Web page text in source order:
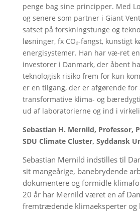
penge bag sine principper. Med
og senere som partner i Giant
satset på forskningstunge og
løsninger, fx CO₂-fangst, kunstigt
energisystemer. Han har væ-ret
investorer i Danmark, der åbent
teknologisk risiko frem for kun
er en tilgang, der er afgørende for
transformative klima- og
ud af laboratorierne og ind i
Sebastian H. Mernild, Professor,
SDU Climate Cluster, Syddansk U
Sebastian Mernild indstilles til
sit mangeårige, banebrydende
dokumentere og formidle
20 år har Mernild været en af
fremtrædende klimaeksperter og